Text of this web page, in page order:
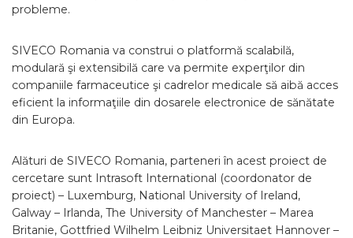
probleme.
SIVECO Romania va construi o platformă scalabilă,
modulară şi extensibilă care va permite experţilor din
companiile farmaceutice şi cadrelor medicale să aibă acces
eficient la informaţiile din dosarele electronice de sănătate
din Europa.
Alături de SIVECO Romania, parteneri în acest proiect de
cercetare sunt Intrasoft International (coordonator de
proiect) – Luxemburg, National University of Ireland,
Galway – Irlanda, The University of Manchester – Marea
Britanie, Gottfried Wilhelm Leibniz Universitaet Hannover –